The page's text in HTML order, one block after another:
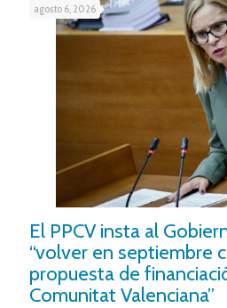
agosto 6, 2026
El PPCV insta al
“volver en septiembre
propuesta de
Comunitat Valenciana”